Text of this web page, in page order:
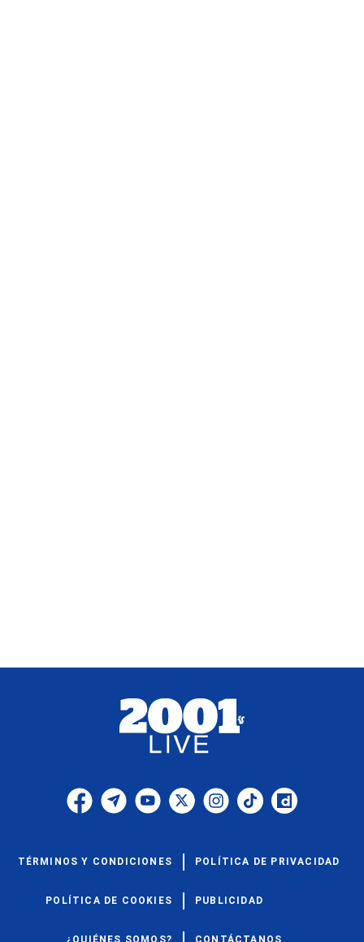
TÉRMINOS Y CONDICIONES POLÍTICA DE PRIVACIDAD
POLÍTICA DE COOKIES PUBLICIDAD
¿QUIÉNES SOMOS? CONTÁCTANOS